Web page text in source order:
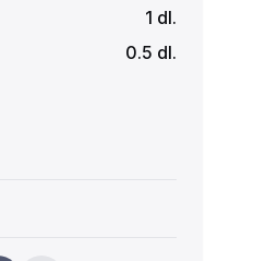
1 dl.
0.5 dl.